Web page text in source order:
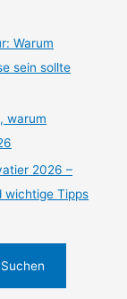
Warum
sein sollte
warum
2026 –
wichtige Tipps
Suchen